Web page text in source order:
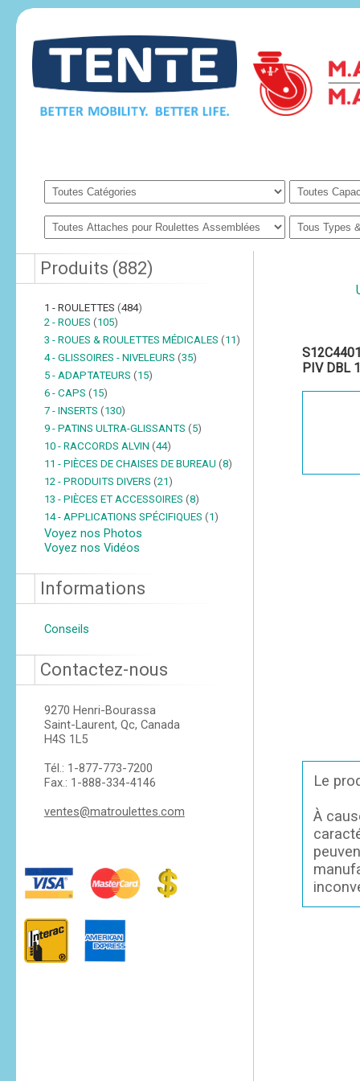
Produits (882)
1 - ROULETTES (484)
2 - ROUES (105)
3 - ROUES & ROULETTES MÉDICALES (11)
4 - GLISSOIRES - NIVELEURS (35)
5 - ADAPTATEURS (15)
6 - CAPS (15)
7 - INSERTS (130)
9 - PATINS ULTRA-GLISSANTS (5)
10 - RACCORDS ALVIN (44)
11 - PIÈCES DE CHAISES DE BUREAU (8)
12 - PRODUITS DIVERS (21)
13 - PIÈCES ET ACCESSOIRES (8)
14 - APPLICATIONS SPÉCIFIQUES (1)
Voyez nos Photos
Voyez nos Vidéos
Informations
Conseils
Contactez-nous
9270 Henri-Bourassa
Saint-Laurent, Qc, Canada
H4S 1L5
Tél.: 1-877-773-7200
Fax.: 1-888-334-4146
ventes@matroulettes.com
PIV DBL
Le
À